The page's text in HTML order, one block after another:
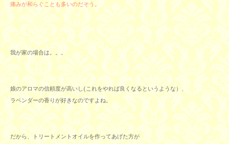
痛みが和らぐことも多いのだそう。
我が家の場合は。。。
娘のアロマの信頼度が高いし(これをやれば良くなるというような）、
ラベンダーの香りが好きなのですよね。
だから、トリートメントオイルを作ってあげた方が